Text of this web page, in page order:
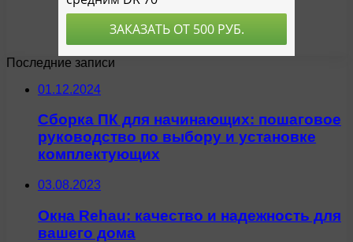
Последние записи
01.12.2024
Сборка ПК для начинающих: пошаговое
руководство по выбору и установке
комплектующих
03.08.2023
Окна Rehau: качество и надежность для
вашего дома